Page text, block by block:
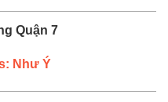
Quận 7
Như Ý